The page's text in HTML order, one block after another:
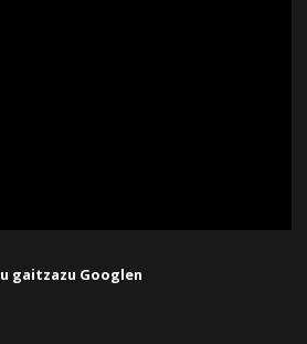
gaitzazu Googlen